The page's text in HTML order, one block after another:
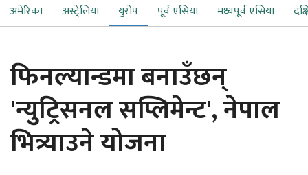
अमेरिका अस्ट्रेलिया युरोप पूर्व एसिया मध्यपूर्व एसिया
फिनल्यान्डमा बनाउँछन्
'न्युट्रिसनल सप्लिमेन्ट', नेपाल
भित्र्याउने योजना